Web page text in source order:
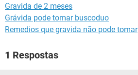
Gravida de 2 meses
Grávida pode tomar buscoduo
Remedios que gravida não pode tomar
1 Respostas